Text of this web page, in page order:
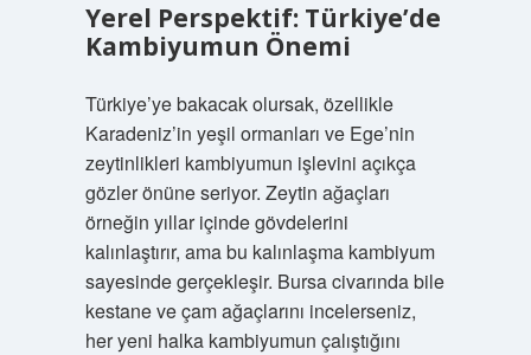
Yerel Perspektif: Türkiye’de
Kambiyumun Önemi
Türkiye’ye bakacak olursak, özellikle
Karadeniz’in yeşil ormanları ve Ege’nin
zeytinlikleri kambiyumun işlevini açıkça
gözler önüne seriyor. Zeytin ağaçları
örneğin yıllar içinde gövdelerini
kalınlaştırır, ama bu kalınlaşma kambiyum
sayesinde gerçekleşir. Bursa civarında bile
kestane ve çam ağaçlarını incelerseniz,
her yeni halka kambiyumun çalıştığını